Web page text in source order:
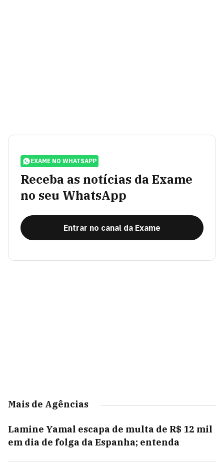
EXAME NO WHATSAPP
Receba as notícias da Exame
no seu WhatsApp
Entrar no canal da Exame
Mais de Agências
Lamine Yamal escapa de multa de R$ 12 mil
em dia de folga da Espanha; entenda